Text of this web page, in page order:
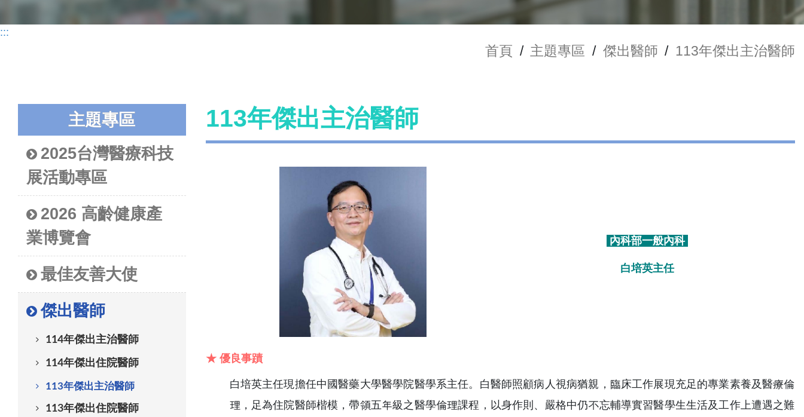
:::
首頁 / 主題專區 / 傑出醫師 / 113年傑出主治醫師
主題專區
2025台灣醫療科技
展活動專區
2026 高齡健康產
業博覽會
最佳友善大使
傑出醫師
114年傑出主治醫師
114年傑出住院醫師
113年傑出主治醫師
113年傑出住院醫師
113年傑出主治醫師
內科部一般內科
白培英主任
★ 優良事蹟
白培英主任現擔任中國醫藥大學醫學院醫學系主任。白醫師照顧病人視病猶親，臨床工作展現充足的專業素養及醫療倫
理，足為住院醫師楷模，帶領五年級之醫學倫理課程，以身作則、嚴格中仍不忘輔導實習醫學生生活及工作上遭遇之難